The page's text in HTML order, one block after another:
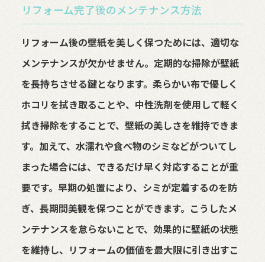
リフォーム完了後のメンテナンス方法
リフォーム後の壁紙を美しく保つためには、適切な
メンテナンスが欠かせません。定期的な掃除が壁紙
を長持ちさせる鍵となります。柔らかい布で優しく
ホコリを拭き取ることや、中性洗剤を使用して軽く
拭き掃除をすることで、壁紙の美しさを維持できま
す。加えて、水濡れや食べ物のシミなどがついてし
まった場合には、できるだけ早く対応することが重
要です。早期の処置により、シミが定着するのを防
ぎ、長期間美観を保つことができます。こうしたメ
ンテナンスを怠らないことで、効果的に壁紙の状態
を維持し、リフォームの価値を最大限に引き出すこ